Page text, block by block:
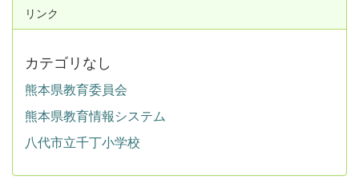
リンク
カテゴリなし
熊本県教育委員会
熊本県教育情報システム
八代市立千丁小学校